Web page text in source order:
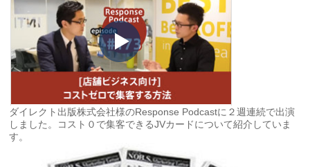
ダイレクト出版株式会社様のResponse Podcastに２週連続で出演
しました。コスト０で集客できるJVカードについて紹介していま
す。